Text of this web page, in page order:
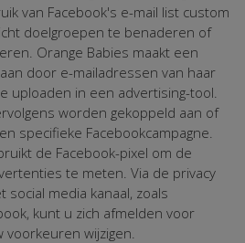
van Facebook's e-mail list custom
doelgroepen te benaderen of
Orange Babies maakt een
door e-mailadressen van haar
uploaden in een advertising-tool.
worden gekoppeld aan of
specifieke Facebookcampagne.
de Facebook-pixel om de
te meten. Via de privacy
social media kanaal, zoals
kunt u zich afmelden voor
wijzigen.